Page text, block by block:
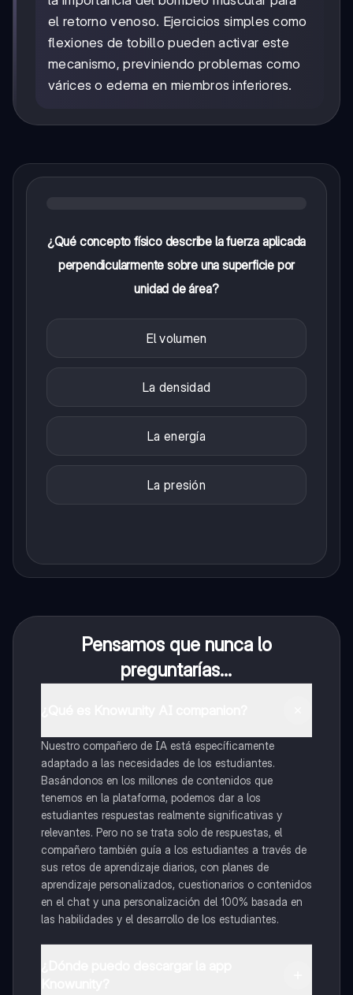
el retorno venoso. Ejercicios simples como
flexiones de tobillo pueden activar este
mecanismo, previniendo problemas como
várices o edema en miembros inferiores.
¿Qué concepto físico describe la fuerza aplicada
perpendicularmente sobre una superficie por
unidad de área?
El volumen
La densidad
La energía
La presión
Pensamos que nunca lo
preguntarías...
Nuestro compañero de IA está específicamente
adaptado a las necesidades de los estudiantes.
Basándonos en los millones de contenidos que
tenemos en la plataforma, podemos dar a los
estudiantes respuestas realmente significativas y
relevantes. Pero no se trata solo de respuestas, el
compañero también guía a los estudiantes a través de
sus retos de aprendizaje diarios, con planes de
aprendizaje personalizados, cuestionarios o contenidos
en el chat y una personalización del 100% basada en
las habilidades y el desarrollo de los estudiantes.